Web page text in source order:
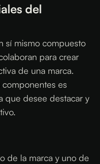
del
sí mismo compuesto
para crear
de una marca.
es
que desee destacar y
de la marca y uno de